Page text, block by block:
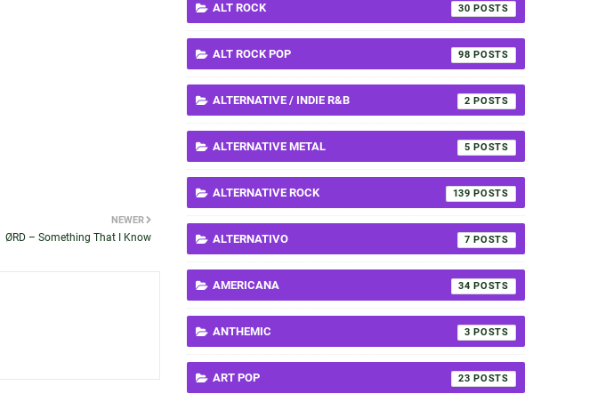
NEWER
ØRD – Something That I Know
ALT ROCK 30
ALT ROCK POP 98
ALTERNATIVE / INDIE R&B 2
ALTERNATIVE METAL 5
ALTERNATIVE ROCK 139
ALTERNATIVO 7
AMERICANA 34
ANTHEMIC 3
ART POP 23